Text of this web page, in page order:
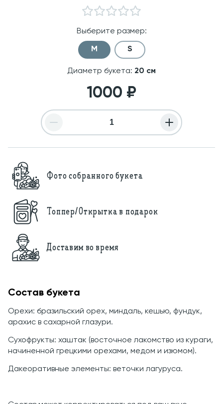
Выберите размер:
M S
Диаметр букета: 20 см
1000 ₽
Фото собранного букета
Топпер/Открытка в подарок
Доставим во время
Состав букета
Орехи: бразильский орех, миндаль, кешью, фундук,
арахис в сахарной глазури.
Сухофрукты: хаштак (восточное лакомство из кураги,
начиненной грецкими орехами, медом и изюмом).
Дакеоративные элементы: веточки лагуруса.